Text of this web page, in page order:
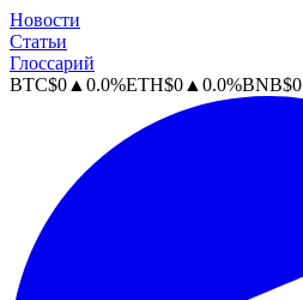
Новости
Статьи
Глоссарий
BTC$0 ▲ 0.0%ETH$0 ▲ 0.0%BNB$0